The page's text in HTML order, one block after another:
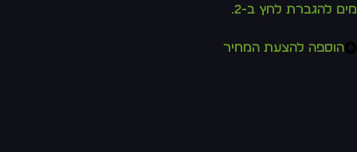
להגברת לחץ ב-2.
הוספה להצעת המחיר